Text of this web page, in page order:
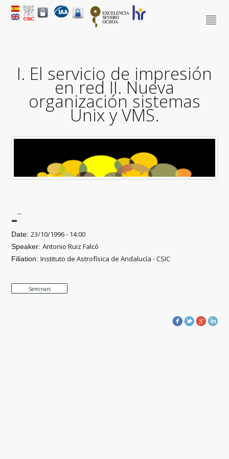
I. El servicio de impresión
en red II. Nueva
organización sistemas
Unix y VMS.
---
Date:23/10/1996 - 14:00
Speaker:Antonio Ruiz Falcó
Filiation:Instituto de Astrofísica de Andalucía - CSIC
Seminars